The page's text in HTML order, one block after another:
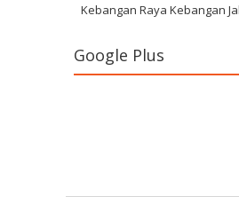
Kebangan Raya Kebangan
Google Plus